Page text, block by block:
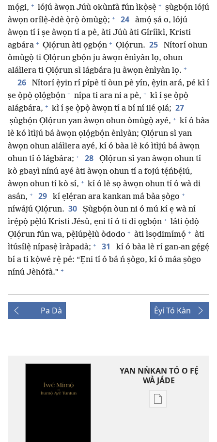
mọ́gi, + lójú àwọn Júù okùnfà fún ìkọ̀sẹ̀ + ṣùgbọ́n lójú
àwọn orílẹ̀-èdè ọ̀rọ̀ òmùgọ̀; + 24
àmọ́ ṣá o, lójú
àwọn tí í ṣe àwọn tí a pè, àti Júù àti Gíríìkì, Kristi
agbára + Ọlọ́run àti ọgbọ́n + Ọlọ́run. 25
Nítorí ohun
òmùgọ̀ ti Ọlọ́run gbọ́n ju àwọn ènìyàn lọ, ohun
aláìlera ti Ọlọ́run sì lágbára ju àwọn ènìyàn lọ. +
26
Nítorí ẹ̀yin rí pípè tí òun pè yín, ẹ̀yin ará, pé kì í
ṣe ọ̀pọ̀ ọlọ́gbọ́n + nípa ti ara ni a pè, + kì í ṣe ọ̀pọ̀
alágbára, + kì í ṣe ọ̀pọ̀ àwọn tí a bí ní ilé ọlá; 27
ṣùgbọ́n Ọlọ́run yan àwọn ohun òmùgọ̀ ayé, + kí ó bàa
lè kó ìtìjú bá àwọn ọlọ́gbọ́n ènìyàn; Ọlọ́run sì yan
àwọn ohun aláìlera ayé, kí ó bàa lè kó ìtìjú bá àwọn
ohun tí ó lágbára; + 28
Ọlọ́run sì yan àwọn ohun tí
kò gbayì nínú ayé àti àwọn ohun tí a fojú tẹ́ńbẹ́lú,
àwọn ohun tí kò sí, + kí ó lè sọ àwọn ohun tí ó wà di
asán, + 29 kí ẹlẹ́ran ara kankan má bàa ṣògo +
níwájú Ọlọ́run. 30
Ṣùgbọ́n òun ni ó mú kí ẹ wà ní
ìrẹ́pọ̀ pẹ̀lú Kristi Jésù, ẹni tí ó ti di ọgbọ́n + láti ọ̀dọ̀
Ọlọ́run fún wa, pẹ̀lúpẹ̀lù òdodo + àti ìsọdimímọ́ + àti
ìtúsílẹ̀ nípasẹ̀ ìràpadà; + 31
kí ó bàa lè rí gan-an gẹ́gẹ́
bí a ti kọ̀wé rẹ̀ pé: “Ẹni tí ó bá ń ṣògo, kí ó máa ṣògo
nínú Jèhófà.” +
Pa Dà Èyí Tó Kàn
YAN NǸKAN TÓ O FẸ́
WÀ JÁDE
Bó